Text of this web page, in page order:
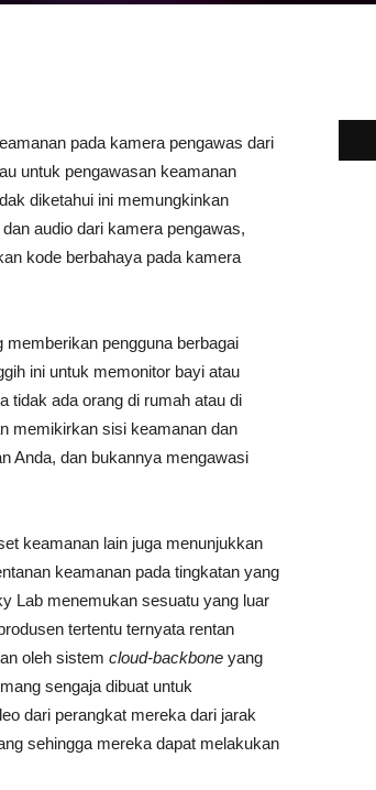
pada kamera pengawas dari
untuk pengawasan keamanan
diketahui ini memungkinkan
audio dari kamera pengawas,
kode berbahaya pada kamera
pengguna berbagai
ini untuk memonitor bayi atau
tidak ada orang di rumah atau di
memikirkan sisi keamanan dan
Anda, dan bukannya mengawasi
keamanan lain juga menunjukkan
keamanan pada tingkatan yang
Lab menemukan sesuatu yang luar
tertentu ternyata rentan
oleh sistem cloud-backbone yang
sengaja dibuat untuk
dari perangkat mereka dari jarak
sehingga mereka dapat melakukan